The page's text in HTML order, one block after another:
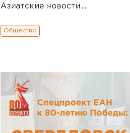
Азиатские новости....
Общество